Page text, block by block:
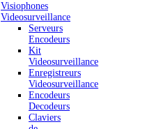
Visiophones
Videosurveillance
Serveurs
Encodeurs
Kit
Videosurveillance
Enregistreurs
Videosurveillance
Encodeurs
Decodeurs
Claviers